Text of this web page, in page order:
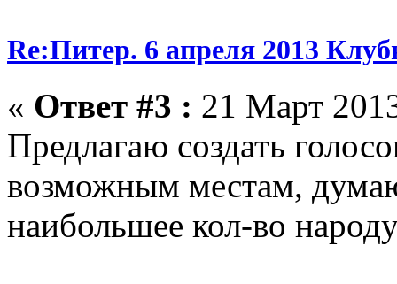
Re:Питер. 6 апреля 2013
« Ответ #3 : 21 Март
Предлагаю создать
возможным местам,
наибольшее кол-во